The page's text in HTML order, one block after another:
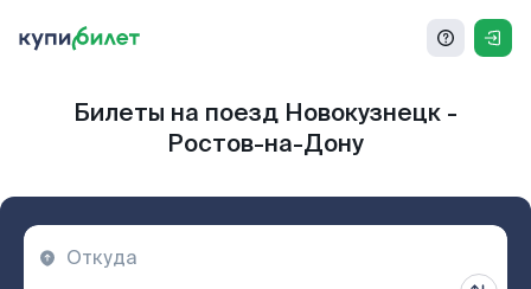
Билеты на поезд Новокузнецк -
Ростов-на-Дону